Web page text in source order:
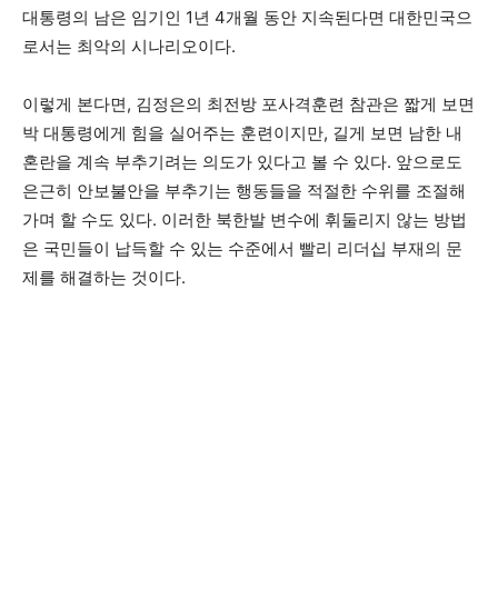
대통령의 남은 임기인 1년 4개월 동안 지속된다면 대한민국으
로서는 최악의 시나리오이다.
이렇게 본다면, 김정은의 최전방 포사격훈련 참관은 짧게 보면
박 대통령에게 힘을 실어주는 훈련이지만, 길게 보면 남한 내
혼란을 계속 부추기려는 의도가 있다고 볼 수 있다. 앞으로도
은근히 안보불안을 부추기는 행동들을 적절한 수위를 조절해
가며 할 수도 있다. 이러한 북한발 변수에 휘둘리지 않는 방법
은 국민들이 납득할 수 있는 수준에서 빨리 리더십 부재의 문
제를 해결하는 것이다.